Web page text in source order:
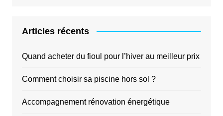
Articles récents
Quand acheter du fioul pour l’hiver au meilleur prix
Comment choisir sa piscine hors sol ?
Accompagnement rénovation énergétique